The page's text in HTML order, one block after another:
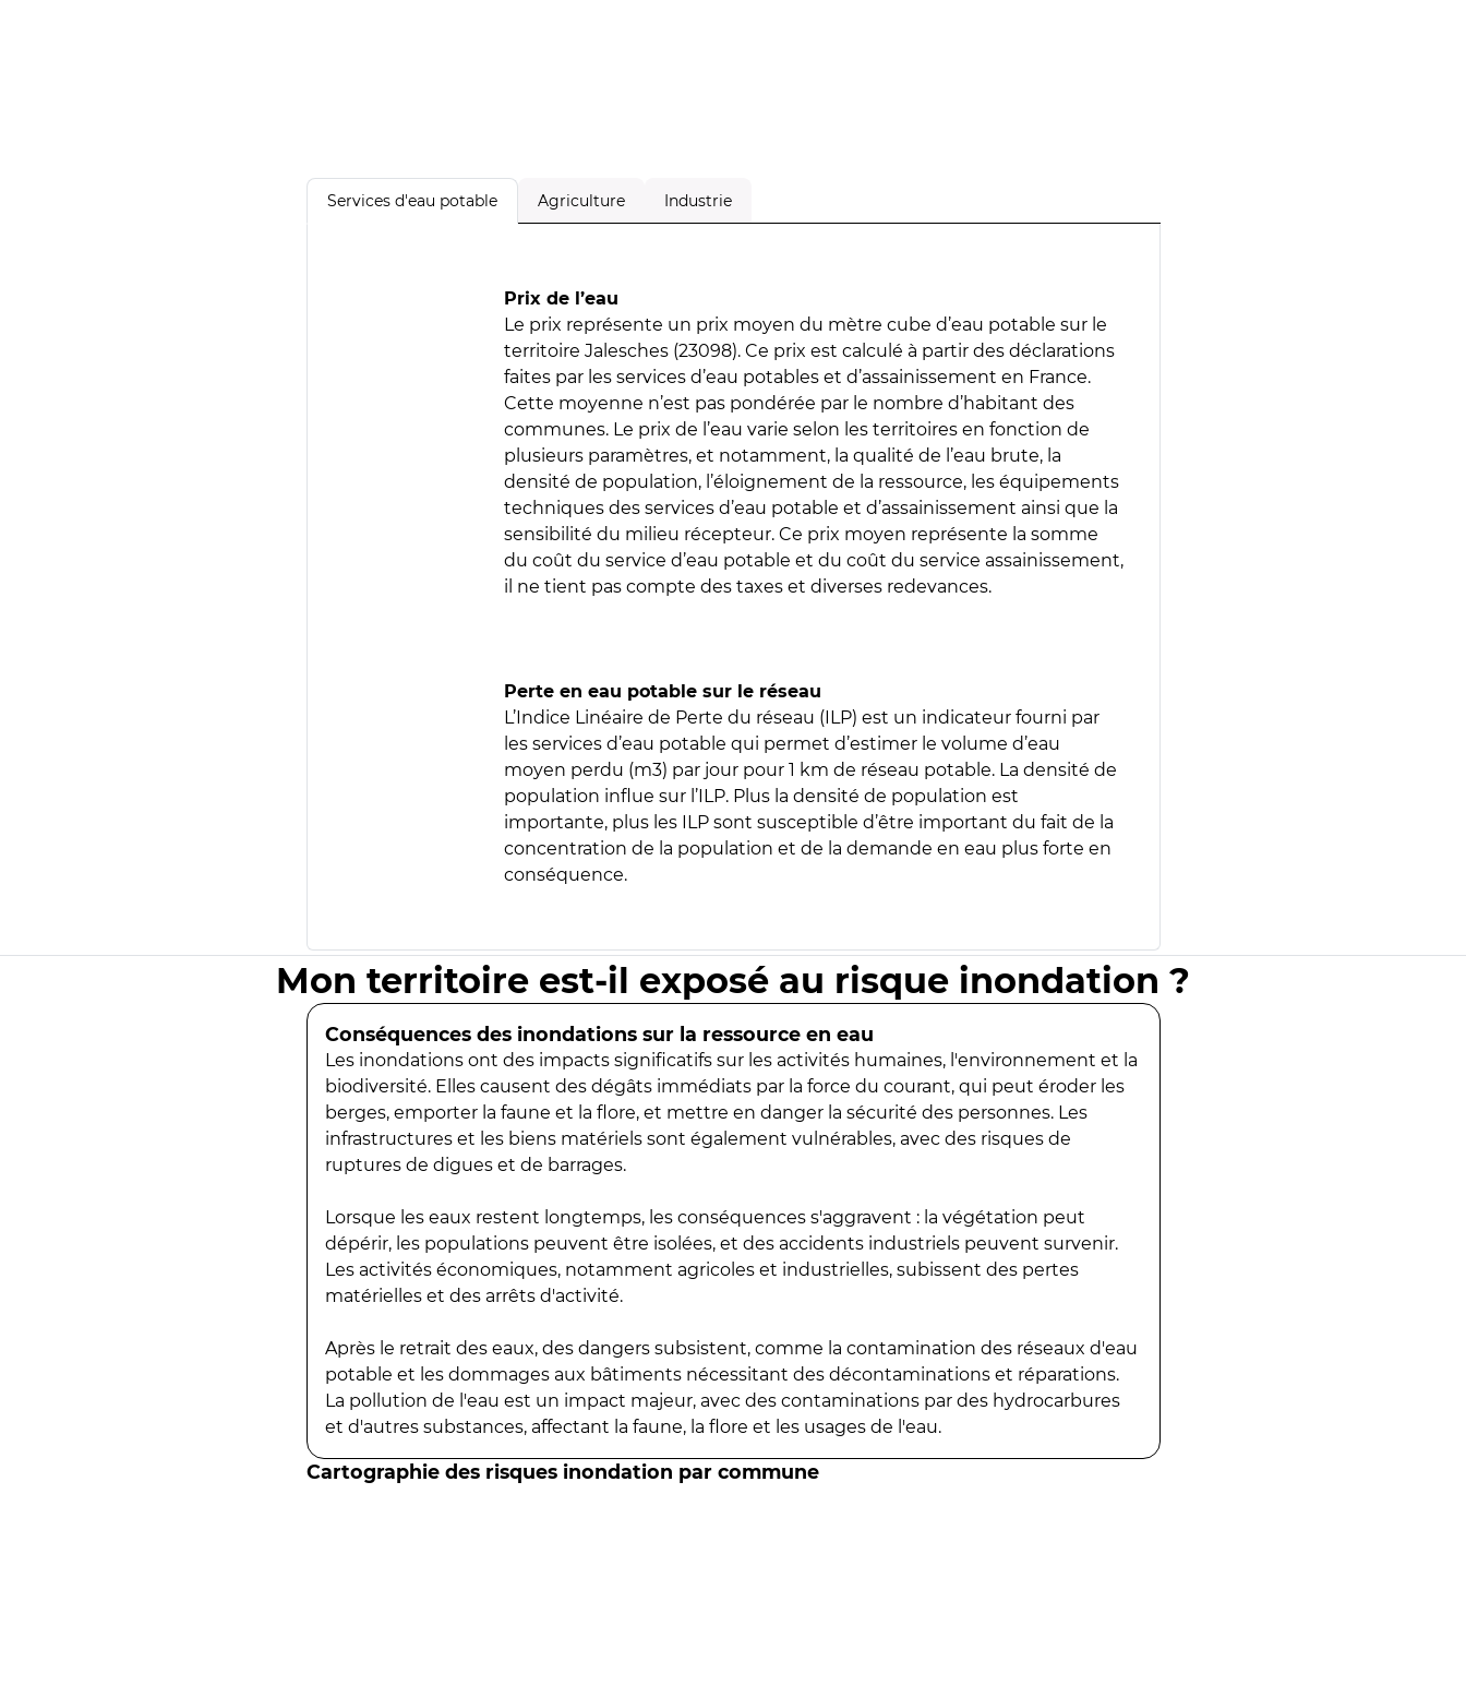
Services d'eau potable Agriculture Industrie
Prix de l’eau
Le prix représente un prix moyen du mètre cube d’eau potable sur le
territoire Jalesches (23098). Ce prix est calculé à partir des déclarations
faites par les services d’eau potables et d’assainissement en France.
Cette moyenne n’est pas pondérée par le nombre d’habitant des
communes. Le prix de l’eau varie selon les territoires en fonction de
plusieurs paramètres, et notamment, la qualité de l’eau brute, la
densité de population, l’éloignement de la ressource, les équipements
techniques des services d’eau potable et d’assainissement ainsi que la
sensibilité du milieu récepteur. Ce prix moyen représente la somme
du coût du service d’eau potable et du coût du service assainissement,
il ne tient pas compte des taxes et diverses redevances.
Perte en eau potable sur le réseau
L’Indice Linéaire de Perte du réseau (ILP) est un indicateur fourni par
les services d’eau potable qui permet d’estimer le volume d’eau
moyen perdu (m3) par jour pour 1 km de réseau potable. La densité de
population influe sur l’ILP. Plus la densité de population est
importante, plus les ILP sont susceptible d’être important du fait de la
concentration de la population et de la demande en eau plus forte en
conséquence.
Mon territoire est-il exposé au risque inondation ?
Conséquences des inondations sur la ressource en eau
Les inondations ont des impacts significatifs sur les activités humaines, l'environnement et la
biodiversité. Elles causent des dégâts immédiats par la force du courant, qui peut éroder les
berges, emporter la faune et la flore, et mettre en danger la sécurité des personnes. Les
infrastructures et les biens matériels sont également vulnérables, avec des risques de
ruptures de digues et de barrages.
Lorsque les eaux restent longtemps, les conséquences s'aggravent : la végétation peut
dépérir, les populations peuvent être isolées, et des accidents industriels peuvent survenir.
Les activités économiques, notamment agricoles et industrielles, subissent des pertes
matérielles et des arrêts d'activité.
Après le retrait des eaux, des dangers subsistent, comme la contamination des réseaux d'eau
potable et les dommages aux bâtiments nécessitant des décontaminations et réparations.
La pollution de l'eau est un impact majeur, avec des contaminations par des hydrocarbures
et d'autres substances, affectant la faune, la flore et les usages de l'eau.
Cartographie des risques inondation par commune